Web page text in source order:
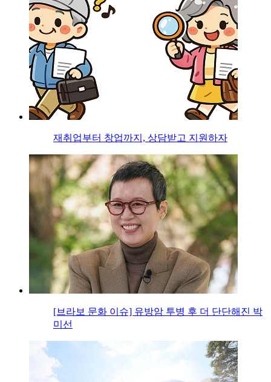
재취업부터 창업까지, 상담받고 지원하자
[브라보 문화 이슈] 유방암 투병 후 더 단단해진 박
미선